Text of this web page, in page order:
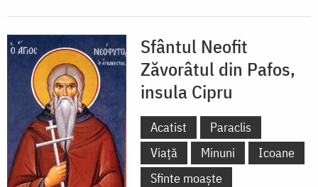
Sfântul Neofit
Zăvorâtul din Pafos,
insula Cipru
Acatist
Paraclis
Viață
Minuni
Icoane
Sfinte moaște